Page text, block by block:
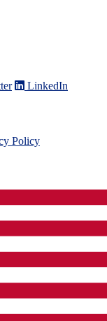
LinkedIn
Policy